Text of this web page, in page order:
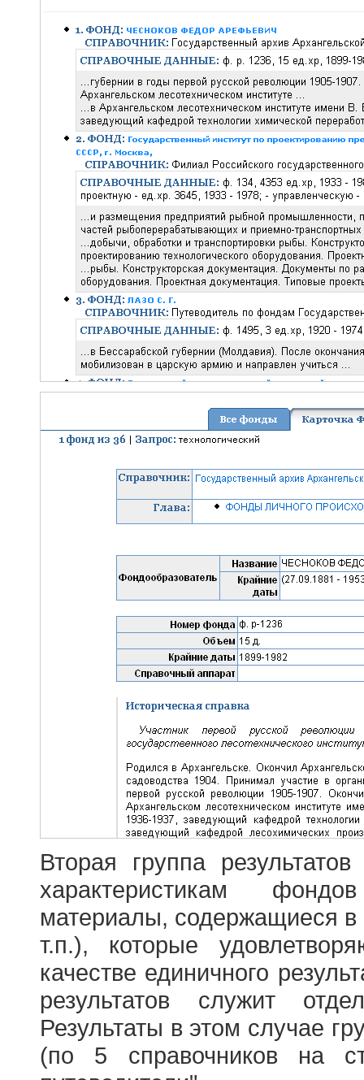
Вторая группа
характеристикам
материалы, содержащиеся в
т.п.), которые
качестве единичного
результатов служит
Результаты в этом случае
(по 5 справочников на